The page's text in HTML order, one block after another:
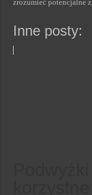
zrozumieć potencjalne
Inne posty: